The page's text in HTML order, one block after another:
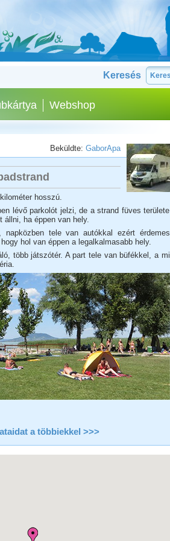
Keresés
Webshop
Beküldte: GaborApa
hosszú.
lévő parkolót jelzi, de a strand füves területe
ha éppen van hely.
napközben tele van autókkal ezért érdemes
hol van éppen a legalkalmasabb hely.
több játszótér. A part tele van büfékkel, a mi
a többiekkel >>>